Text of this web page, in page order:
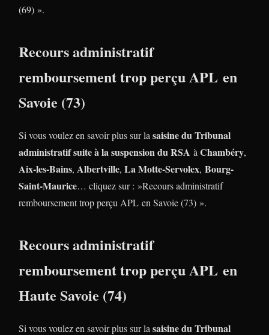
(69) ».
Recours administratif
remboursement trop perçu APL en
Savoie (73)
Si vous voulez en savoir plus sur la saisine du Tribunal
administratif suite à la suspension du RSA à Chambéry,
Aix-les-Bains, Albertville, La Motte-Servolex, Bourg-
Saint-Maurice… cliquez sur : »Recours administratif
remboursement trop perçu APL en Savoie (73) ».
Recours administratif
remboursement trop perçu APL en
Haute Savoie (74)
Si vous voulez en savoir plus sur la saisine du Tribunal